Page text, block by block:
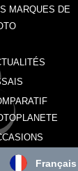
MARQUES DE
Français